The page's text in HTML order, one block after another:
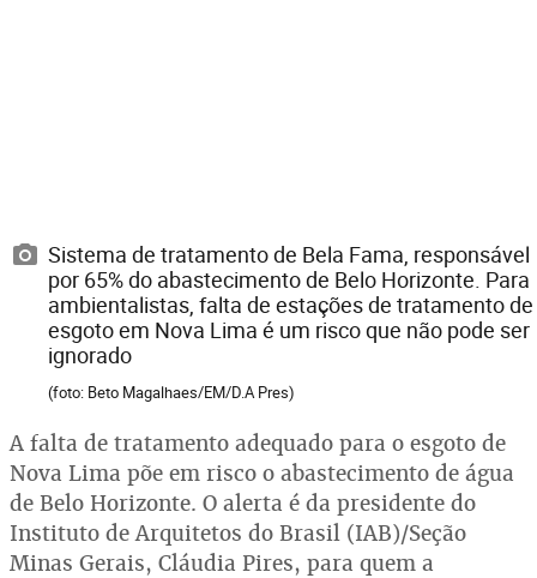
Sistema de tratamento de Bela Fama, responsável
por 65% do abastecimento de Belo Horizonte. Para
ambientalistas, falta de estações de tratamento de
esgoto em Nova Lima é um risco que não pode ser
ignorado
(foto: Beto Magalhaes/EM/D.A Pres)
A falta de tratamento adequado para o esgoto de
Nova Lima põe em risco o abastecimento de água
de Belo Horizonte. O alerta é da presidente do
Instituto de Arquitetos do Brasil (IAB)/Seção
Minas Gerais, Cláudia Pires, para quem a